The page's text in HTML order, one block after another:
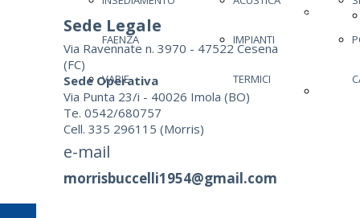
FAENZA
VARIE
IMPIANTI
TERMICI
PAGE
Sede Legale
Via Ravennate n. 3970 - 47522 Cesena
(FC)
Sede Operativa
Via Punta 23/i - 40026 Imola (BO)
Te. 0542/680757
Cell. 335 296115 (Morris)
e-mail
morrisbuccelli1954@gmail.com